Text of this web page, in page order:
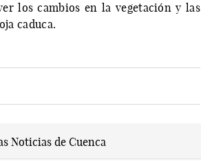
los cambios en la vegetación y las
caduca.